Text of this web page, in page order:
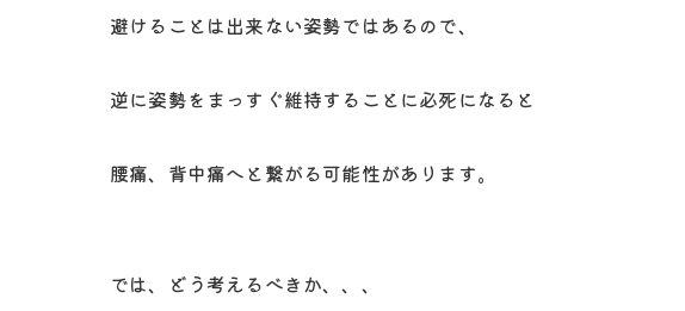
避けることは出来ない姿勢ではあるので、
逆に姿勢をまっすぐ維持することに必死になると
腰痛、背中痛へと繋がる可能性があります。
では、どう考えるべきか、、、